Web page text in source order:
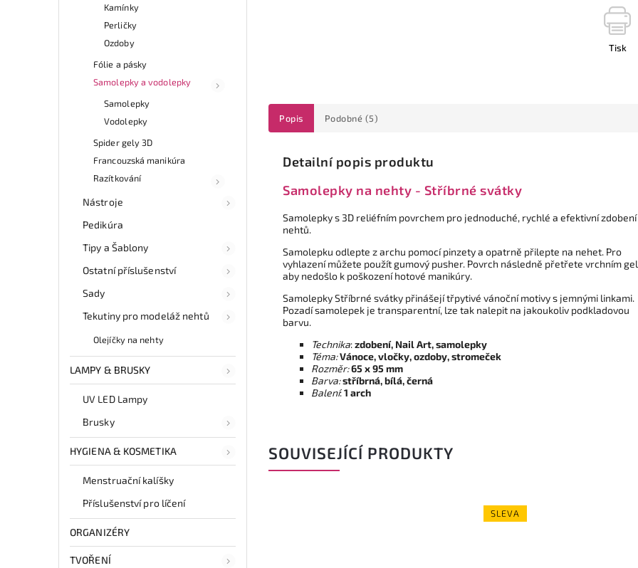
Kamínky
Perličky
Ozdoby
Fólie a pásky
Samolepky a vodolepky
Samolepky
Vodolepky
Spider gely 3D
Francouzská manikúra
Razítkování
Nástroje
Pedikúra
Tipy a Šablony
Ostatní příslušenství
Sady
Tekutiny pro modeláž nehtů
Olejíčky na nehty
LAMPY & BRUSKY
UV LED Lampy
Brusky
HYGIENA & KOSMETIKA
Menstruační kalíšky
Příslušenství pro líčení
ORGANIZÉRY
TVOŘENÍ
Tisk
Popis Podobné (5)
Detailní popis produktu
Samolepky na nehty - Stříbrné svátky
Samolepky s 3D reliéfním povrchem pro jednoduché, rychlé a efektivní zdobení
nehtů.
Samolepku odlepte z archu pomocí pinzety a opatrně přilepte na nehet. Pro
vyhlazení můžete použít gumový pusher. Povrch následně přetřete vrchním
aby nedošlo k poškození hotové manikúry.
Samolepky Stříbrné svátky přinášejí třpytivé vánoční motivy s jemnými linkami.
Pozadí samolepek je transparentní, lze tak nalepit na jakoukoliv podkladovou
barvu.
Technika:zdobení, Nail Art, samolepky
Téma:Vánoce, vločky, ozdoby, stromeček
Rozměr:65 x 95 mm
Barva:stříbrná, bílá, černá
Balení:1 arch
SOUVISEJÍCÍ PRODUKTY
SLEVA